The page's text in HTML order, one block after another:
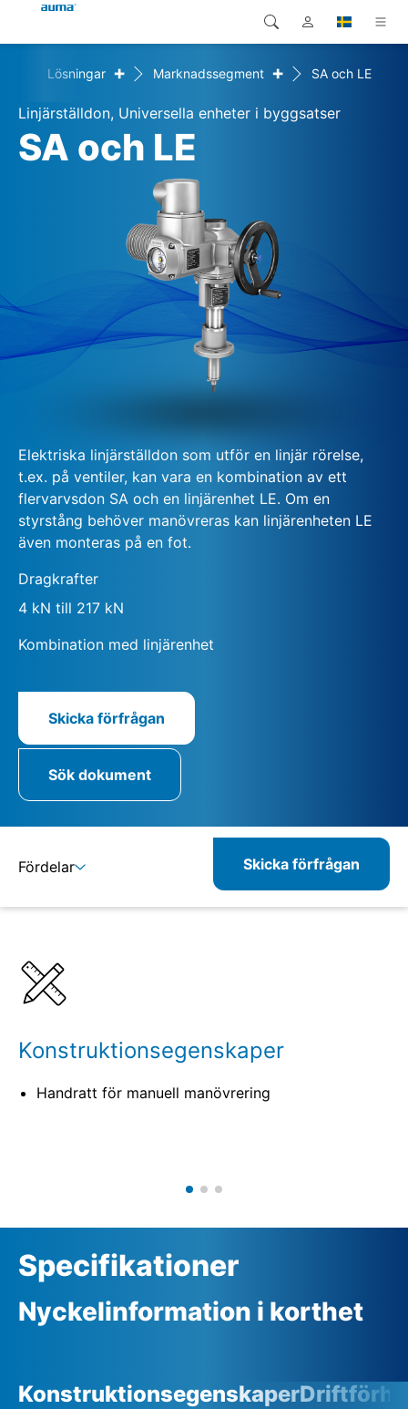
Produkter
Lösningar
Kontakt
Global
Europa
Asien och Stillahavsområdet
Nordamerika
Sök
Lösningar + Marknadssegment + SA och LE
Linjärställdon, Universella enheter i byggsatser
SA och LE
Elektriska linjärställdon som utför en linjär rörelse,
t.ex. på ventiler, kan vara en kombination av ett
flervarvsdon SA och en linjärenhet LE. Om en
styrstång behöver manövreras kan linjärenheten LE
även monteras på en fot.
Dragkrafter
4 kN till 217 kN
Kombination med linjärenhet
Skicka förfrågan
Sök dokument
Fördelar
Kombinerbara produkter
Skicka förfrågan
Konstruktionsegenskaper
Handratt för manuell manövrering
Specifikationer
Nyckelinformation i korthet
Konstruktionsegenskaper